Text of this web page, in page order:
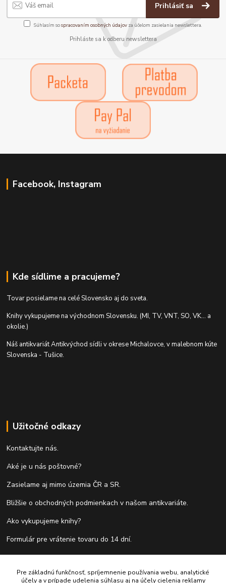
Prihlásiť sa
Súhlasím sospracovaním osobných údajov za účelom zasielania newslettera.
Prihláste sa k odberu newslettera
Facebook, Instagram
Kde sídlime a pracujeme?
Tovar posielame na celé Slovensko aj do sveta.
Knihy vykupujeme na východnom Slovensku. (MI, TV, VNT, SO, VK... a
okolie.)
Náš antikvariát Antikvýchod sídli v okrese Michalovce, v malebnom kúte
Slovenska - Tušice.
Užitočné odkazy
Kontaktujte nás.
Aké je u nás poštovné?
Zasielame aj mimo územia ČR a SR.
Bližšie o obchodných podmienkach v našom antikvariáte.
Ako vykupujeme knihy?
Formulár pre vrátenie tovaru do 14 dní.
Kontakty
Pre základnú funkčnosť, spríjemnenie používania webu, analytické
účely a v prípade udelenia súhlasu aj na účely cielenia reklamy